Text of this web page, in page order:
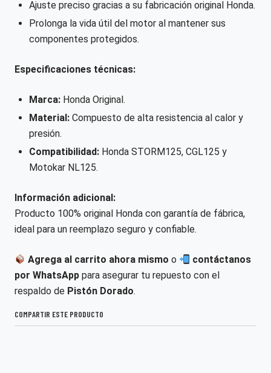
Ajuste preciso gracias a su fabricación original Honda.
Prolonga la vida útil del motor al mantener sus
componentes protegidos.
Especificaciones técnicas:
Marca: Honda Original.
Material: Compuesto de alta resistencia al calor y
presión.
Compatibilidad: Honda STORM125, CGL125 y
Motokar NL125.
Información adicional:
Producto 100% original Honda con garantía de fábrica,
ideal para un reemplazo seguro y confiable.
Agrega al carrito ahora mismo o
contáctanos
por WhatsApp para asegurar tu repuesto con el
respaldo de Pistón Dorado.
COMPARTIR ESTE PRODUCTO